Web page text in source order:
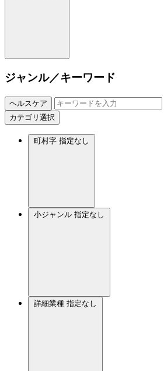
ジャンル／キーワード
ヘルスケア
カテゴリ選択
町村字 指定なし
小ジャンル 指定なし
詳細業種 指定なし